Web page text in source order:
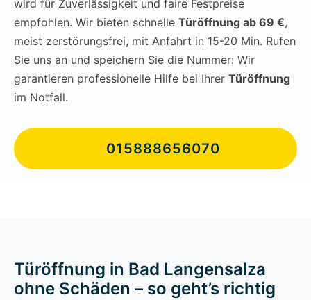
wird für Zuverlässigkeit und faire Festpreise
empfohlen. Wir bieten schnelle Türöffnung ab 69 €,
meist zerstörungsfrei, mit Anfahrt in 15-20 Min. Rufen
Sie uns an und speichern Sie die Nummer: Wir
garantieren professionelle Hilfe bei Ihrer Türöffnung
im Notfall.
015888656070
Türöffnung in Bad Langensalza
ohne Schäden – so geht’s richtig